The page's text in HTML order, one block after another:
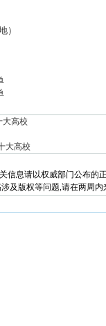
）
大高校
大高校
信息请以权威部门公布的
及版权等问题,请在两周内